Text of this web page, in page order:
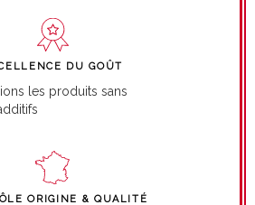
DU GOÛT
les produits sans
ORIGINE & QUALITÉ